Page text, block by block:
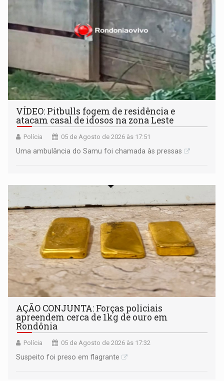
VÍDEO: Pitbulls fogem de residência e
atacam casal de idosos na zona Leste
Polícia 05 de Agosto de 2026 às 17:51
Uma ambulância do Samu foi chamada às pressas
AÇÃO CONJUNTA: Forças policiais
apreendem cerca de 1kg de ouro em
Rondônia
Polícia 05 de Agosto de 2026 às 17:32
Suspeito foi preso em flagrante